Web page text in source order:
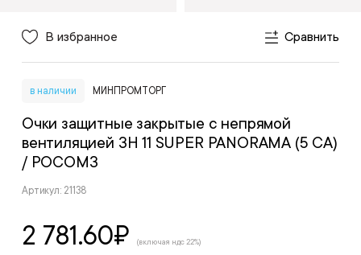
В избранное Сравнить
в наличии МИНПРОМТОРГ
Очки защитные закрытые с непрямой
вентиляцией ЗН 11 SUPER PANORAMA (5 СА)
/ РОСОМЗ
Артикул: 21138
2 781.60₽ (включая ндс 22%)